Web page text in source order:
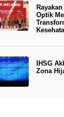
Optik
IHSG
Zona